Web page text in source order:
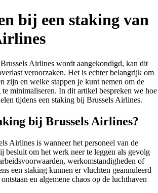
bij een staking van
Airlines wordt aangekondigd, kan dit
veroorzaken. Het is echter belangrijk om
zijn en welke stappen je kunt nemen om de
minimaliseren. In dit artikel bespreken we hoe
tijdens een staking bij Brussels Airlines.
bij Brussels Airlines?
Airlines is wanneer het personeel van de
besluit om het werk neer te leggen als gevolg
werkomstandigheden of
een staking kunnen er vluchten geannuleerd
en algemene chaos op de luchthaven